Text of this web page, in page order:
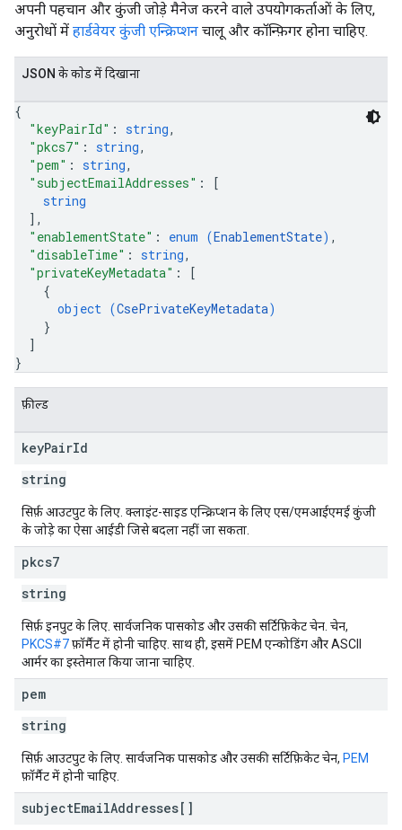
अपनी पहचान और कुंजी जोड़े मैनेज करने वाले उपयोगकर्ताओं के लिए,
अनुरोधों में हार्डवेयर कुंजी एन्क्रिप्शन चालू और कॉन्फ़िगर होना चाहिए.
JSON के काेड में दिखाना
{
"keyPairId" : string,
"pkcs7" : string,
"pem" : string,
"subjectEmailAddresses" :
[
string
] ,
"enablementState" : enum (EnablementState) ,
"disableTime" : string,
"privateKeyMetadata" :
[
{
object (CsePrivateKeyMetadata)
}
]
}
फ़ील्ड
keyPairId
string
सिर्फ़ आउटपुट के लिए. क्लाइंट-साइड एन्क्रिप्शन के लिए एस/एमआईएमई कुंजी
के जोड़े का ऐसा आईडी जिसे बदला नहीं जा सकता.
pkcs7
string
सिर्फ़ इनपुट के लिए. सार्वजनिक पासकोड और उसकी सर्टिफ़िकेट चेन. चेन,
PKCS#7फ़ॉर्मैट में होनी चाहिए. साथ ही, इसमें PEM एन्कोडिंग और ASCII
आर्मर का इस्तेमाल किया जाना चाहिए.
pem
string
सिर्फ़ आउटपुट के लिए. सार्वजनिक पासकोड और उसकी सर्टिफ़िकेट चेन, PEM
फ़ॉर्मैट में होनी चाहिए.
subjectEmailAddresses[]